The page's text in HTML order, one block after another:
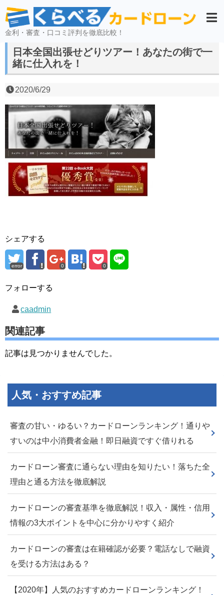
金利・審査・口コミ評判を徹底比較！
日本全国出張せどりツアー！あなたの街で一
緒に仕入れを！
2020/6/29
シェアする
error 0 0
フォローする
caadmin
関連記事
記事は見つかりませんでした。
人気・おすすめ記事
審査の甘い・ゆるい？カードローンランキング！通りや
すいのは中小消費者金融！即日融資ですぐ借りれる
カードローン審査に通らない理由を知りたい！落ちた全
理由と通る方法を徹底解説
カードローンの審査基準を徹底解説！収入・属性・信用
情報の3大ポイントを中心に分かりやすく紹介
カードローンの審査は在籍確認が必要？電話なしで融資
を受ける方法はある？
【2020年】人気のおすすめカードローンランキング！